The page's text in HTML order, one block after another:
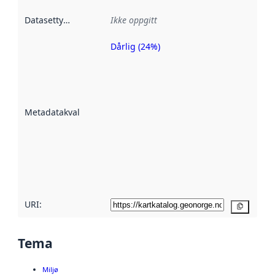
Datasettype Ikke oppgitt
Metadatakvalitet
Metadatakvalitet
Dårlig (24%)
URI:
Tema
Miljø